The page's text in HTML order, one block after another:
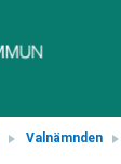
Valnämnden